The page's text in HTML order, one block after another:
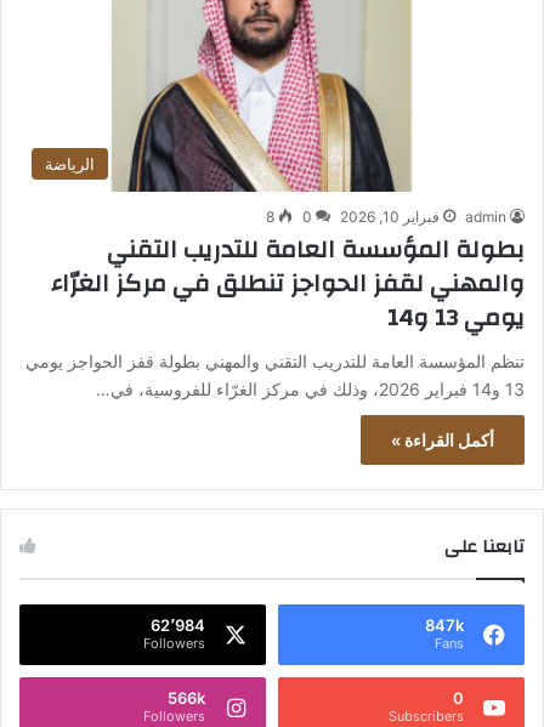
الرياضة
admin فبراير 10, 2026 0
8
بطولة المؤسسة العامة للتدريب التقني
والمهني لقفز الحواجز تنطلق في مركز الغرّاء
يومي 13 و14
تنظم المؤسسة العامة للتدريب التقني والمهني بطولة قفز الحواجز يومي
13 و14 فبراير 2026، وذلك في مركز الغرّاء للفروسية، في…
أكمل القراءة »
تابعنا على
847k
Fans
62٬984
Followers
0
Subscribers
566k
Followers